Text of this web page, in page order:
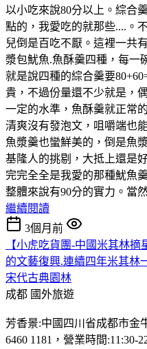
以小吃來說80分以上。綜合
點的，我愛吃的就那些....。
兒倒是百吃不厭。這裡一共
漿包魷魚.魚酥羹四種，每一
就是說四種的綜合羹要
貴，不過份量還不少就是，
一定的水準，魚酥羹就正常
清爽沒有發泡文，咀嚼端也
魚漿羹也蠻鮮美的，倒是魚
基隆人的挑剔，大抵上還是
完完全全是我愛的那種魷魚
整體來說有90分的實力。當
繼續閱讀
3個月前
【小虎吃貨團-中國米其林
的文藝復興.連續四年米其林
宋代古典園林
成都 國外旅遊
芳香景:中國四川省成都市金
6460 1181，營業時間:11:30-